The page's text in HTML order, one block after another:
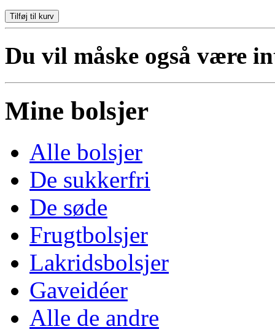
Du vil måske også være
Mine bolsjer
Alle bolsjer
De sukkerfri
De søde
Frugtbolsjer
Lakridsbolsjer
Gaveidéer
Alle de andre